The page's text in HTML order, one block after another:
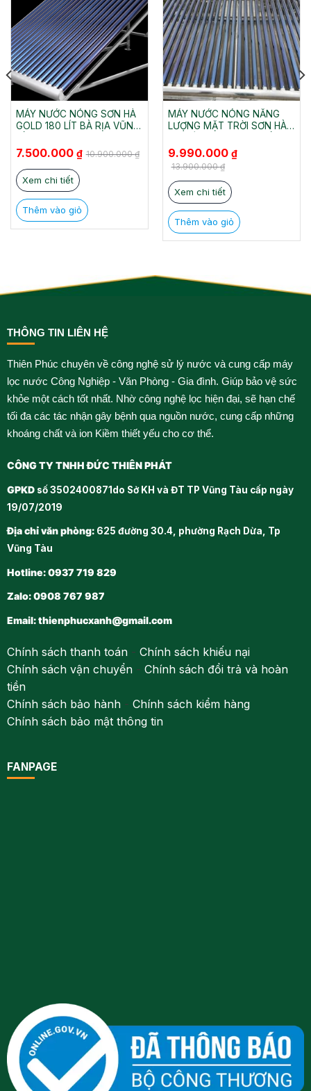
MÁY NƯỚC NÓNG SƠN HÀ
GOLD 180 LÍT BÀ RỊA VŨNG
10.900.000₫
Giá
gốc
10.900.000 ₫.
7.500.000 ₫
Giá
hiện
là:
7.500.000 ₫.
Xem chi tiết
Thêm vào giỏ
MÁY NƯỚC NÓNG NĂNG
LƯỢNG MẶT TRỜI SƠN HÀ
13.900.000₫
Giá
gốc
là:
9.990.000 ₫
Giá
hiện
tại
9.990.000 ₫.
Xem chi tiết
Thêm vào giỏ
THÔNG TIN LIÊN HỆ
Thiên Phúc chuyên về công nghệ sử lý nước và cung cấp máy
lọc nước Công Nghiệp - Văn Phòng - Gia đình. Giúp bảo vệ sức
khỏe một cách tốt nhất. Nhờ công nghệ lọc hiện đại, sẽ hạn chế
tối đa các tác nhận gây bệnh qua nguồn nước, cung cấp những
khoáng chất và ion Kiềm thiết yếu cho cơ thể.
CÔNG TY TNHH ĐỨC THIÊN PHÁT
GPKDsố 3502400871do Sở KH và ĐT TP Vũng Tàu cấp ngày
19/07/2019
Địa chỉ văn phòng:625 đường 30.4, phường Rạch Dừa, Tp
Vũng Tàu
Hotline: 0937 719 829
Zalo: 0908 767 987
Email:thienphucxanh@gmail.com
Chính sách thanh toán- Chính sách khiếu nại
Chính sách vận chuyển- Chính sách đổi trả và hoàn
tiền
Chính sách bảo hành- Chính sách kiểm hàng
Chính sách bảo mật thông tin
FANPAGE